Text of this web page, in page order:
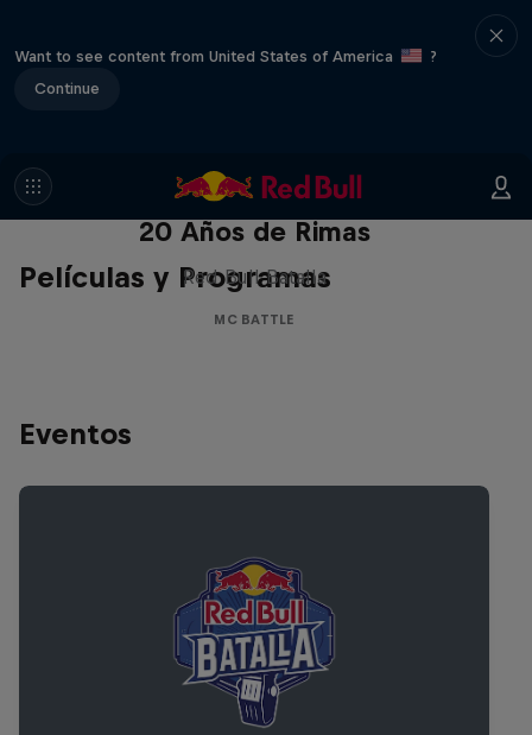
Want to see content from United States of America
?
Continue
Películas y Programas
Red Bull Batalla Nueva Historia:
20 Años de Rimas
Red Bull Batalla
MC BATTLE
Eventos